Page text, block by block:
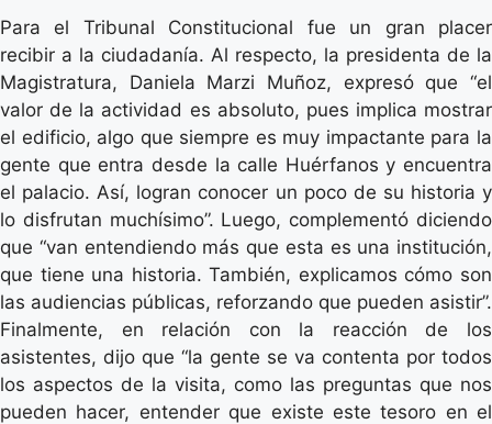
Para el Tribunal Constitucional fue un gran placer
recibir a la ciudadanía. Al respecto, la presidenta de la
Magistratura, Daniela Marzi Muñoz, expresó que “el
valor de la actividad es absoluto, pues implica mostrar
el edificio, algo que siempre es muy impactante para la
gente que entra desde la calle Huérfanos y encuentra
el palacio. Así, logran conocer un poco de su historia y
lo disfrutan muchísimo”. Luego, complementó diciendo
que “van entendiendo más que esta es una institución,
que tiene una historia. También, explicamos cómo son
las audiencias públicas, reforzando que pueden asistir”.
Finalmente, en relación con la reacción de los
asistentes, dijo que “la gente se va contenta por todos
los aspectos de la visita, como las preguntas que nos
pueden hacer, entender que existe este tesoro en el